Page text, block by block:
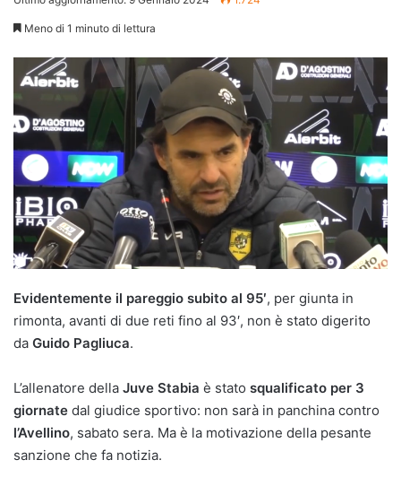
Meno di 1 minuto di lettura
Evidentemente il pareggio subito al 95′, per giunta in
rimonta, avanti di due reti fino al 93′, non è stato digerito
da Guido Pagliuca.
L’allenatore della Juve Stabia è stato squalificato per 3
giornate dal giudice sportivo: non sarà in panchina contro
l’Avellino, sabato sera. Ma è la motivazione della pesante
sanzione che fa notizia.